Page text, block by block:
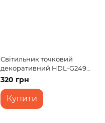
Світильник точковий
декоративний HDL-G249
WH MR16
320 грн
Купити